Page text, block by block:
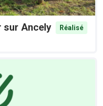
sur Ancely
Réalisé